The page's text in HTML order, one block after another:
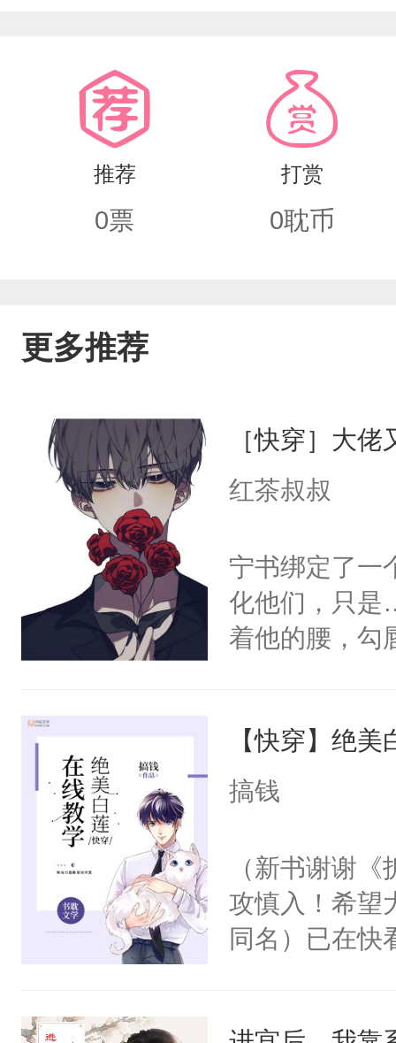
小子！放开我。”“不放，想做更多，哥
来，我错了！
推荐
0票
打赏
0耽币
更多推荐
［快穿］大
红茶叔叔
宁书绑定了一
化他们，只是
着他的腰，勾
来，给老公
用力——为你
【快穿】绝
搞钱
（新书谢谢
攻慎入！希望
同名）已在快